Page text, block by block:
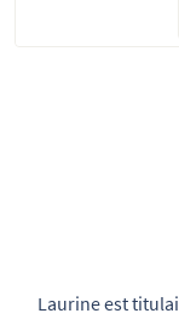
Laurine est